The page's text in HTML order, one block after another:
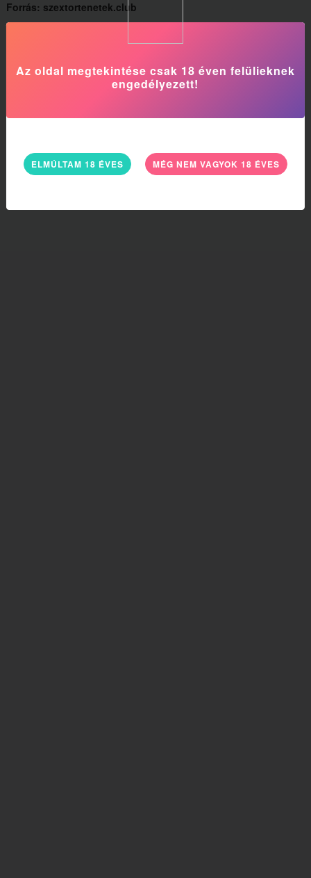
Forrás: szextortenetek.club
Az oldal megtekintése csak 18 éven felülieknek
engedélyezett!
ELMÚLTAM 18 ÉVES MÉG NEM VAGYOK 18 ÉVES